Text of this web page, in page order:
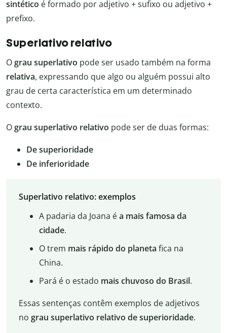
sintético é formado por adjetivo + sufixo ou adjetivo +
prefixo.
Superlativo relativo
Ograu superlativo pode ser usado também na forma
relativa, expressando que algo ou alguém possui alto
grau de certa característica em um determinado
contexto.
Ograu superlativo relativo pode ser de duas formas:
De superioridade
De inferioridade
Superlativo relativo: exemplos
A padaria da Joana éa mais famosa da
cidade.
O trem mais rápido do planeta fica na
China.
Pará é o estado mais chuvoso do Brasil.
Essas sentenças contêm exemplos de adjetivos
no grau superlativo relativo de superioridade.